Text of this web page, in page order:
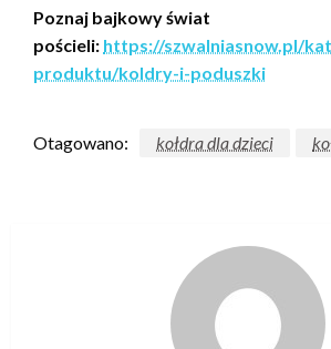
Poznaj bajkowy świat
pościeli: https://szwalniasnow.pl/
produktu/koldry-i-poduszki
Otagowano: kołdra dla dzieci